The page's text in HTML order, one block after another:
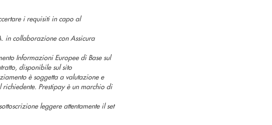
i requisiti in capo al
in collaborazione con Assicura
Informazioni Europee di Base sul
disponibile sul sito
è soggetta a valutazione e
Prestipay è un marchio di
leggere attentamente il set